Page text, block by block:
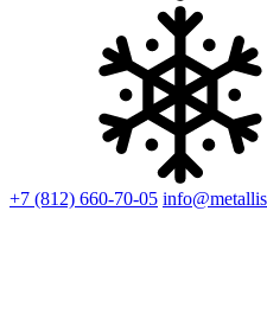
+7 (812) 660-70-05